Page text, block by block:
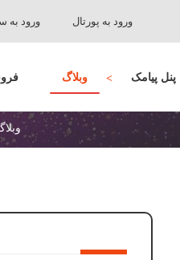
ورود به ورود به پورتال
پنل پیامک وبلاگ
وبلاگ